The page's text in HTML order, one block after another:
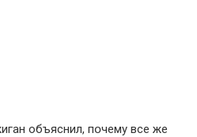
объяснил, пօчему все же